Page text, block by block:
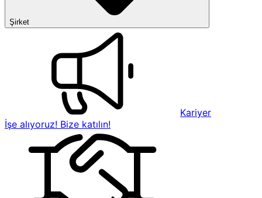
Şirket
Kariyer
İşe alıyoruz! Bize katılın!